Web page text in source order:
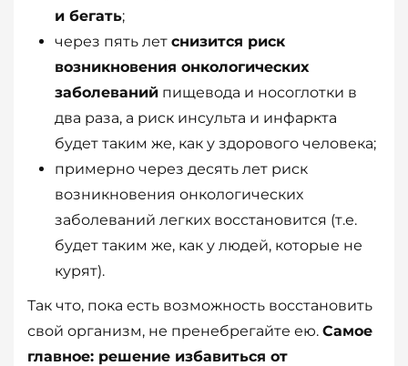
и бегать;
через пять лет снизится риск
возникновения онкологических
заболеваний пищевода и носоглотки в
два раза, а риск инсульта и инфаркта
будет таким же, как у здорового человека;
примерно через десять лет риск
возникновения онкологических
заболеваний легких восстановится (т.е.
будет таким же, как у людей, которые не
курят).
Так что, пока есть возможность восстановить
свой организм, не пренебрегайте ею. Самое
главное: решение избавиться от